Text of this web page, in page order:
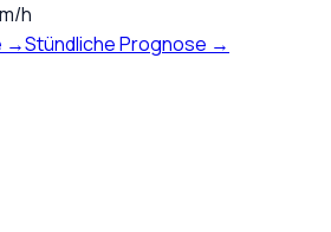
h
→Stündliche Prognose →